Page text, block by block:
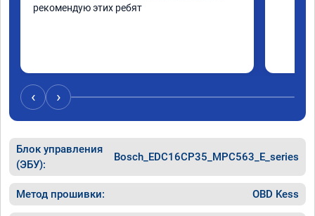
рекомендую этих ребят
‹ ›
Блок управления
(ЭБУ):
Bosch_EDC16CP35_MPC563_E_series
Метод прошивки: OBD Kess